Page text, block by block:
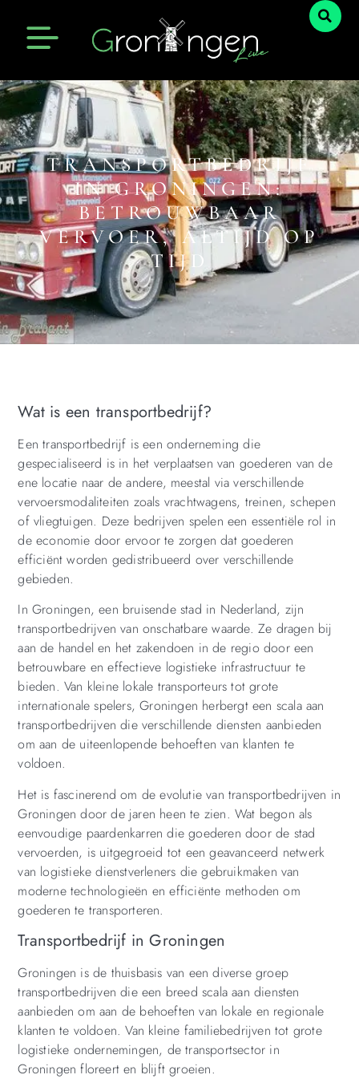
TRANSPORTBEDRIJF
IN GRONINGEN:
BETROUWBAAR
VERVOER, ALTIJD OP
TIJD
Wat is een transportbedrijf?
Een transportbedrijf is een onderneming die
gespecialiseerd is in het verplaatsen van goederen van de
ene locatie naar de andere, meestal via verschillende
vervoersmodaliteiten zoals vrachtwagens, treinen, schepen
of vliegtuigen. Deze bedrijven spelen een essentiële rol in
de economie door ervoor te zorgen dat goederen
efficiënt worden gedistribueerd over verschillende
gebieden.
In Groningen, een bruisende stad in Nederland, zijn
transportbedrijven van onschatbare waarde. Ze dragen bij
aan de handel en het zakendoen in de regio door een
betrouwbare en effectieve logistieke infrastructuur te
bieden. Van kleine lokale transporteurs tot grote
internationale spelers, Groningen herbergt een scala aan
transportbedrijven die verschillende diensten aanbieden
om aan de uiteenlopende behoeften van klanten te
voldoen.
Het is fascinerend om de evolutie van transportbedrijven in
Groningen door de jaren heen te zien. Wat begon als
eenvoudige paardenkarren die goederen door de stad
vervoerden, is uitgegroeid tot een geavanceerd netwerk
van logistieke dienstverleners die gebruikmaken van
moderne technologieën en efficiënte methoden om
goederen te transporteren.
Transportbedrijf in Groningen
Groningen is de thuisbasis van een diverse groep
transportbedrijven die een breed scala aan diensten
aanbieden om aan de behoeften van lokale en regionale
klanten te voldoen. Van kleine familiebedrijven tot grote
logistieke ondernemingen, de transportsector in
Groningen floreert en blijft groeien.